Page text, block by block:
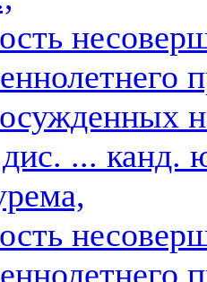
... канд.